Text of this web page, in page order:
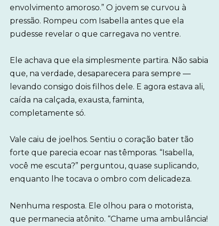
envolvimento amoroso.” O jovem se curvou à
pressão. Rompeu com Isabella antes que ela
pudesse revelar o que carregava no ventre.
Ele achava que ela simplesmente partira. Não sabia
que, na verdade, desaparecera para sempre —
levando consigo dois filhos dele. E agora estava ali,
caída na calçada, exausta, faminta,
completamente só.
Vale caiu de joelhos. Sentiu o coração bater tão
forte que parecia ecoar nas têmporas. “Isabella,
você me escuta?” perguntou, quase suplicando,
enquanto lhe tocava o ombro com delicadeza.
Nenhuma resposta. Ele olhou para o motorista,
que permanecia atônito. “Chame uma ambulância!